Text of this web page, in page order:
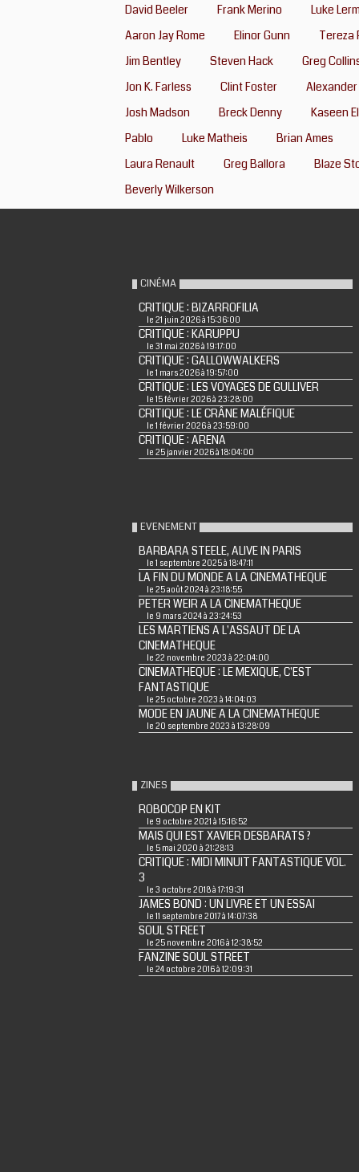
David Beeler
Frank Merino
Luke
Aaron Jay Rome
Elinor Gunn
Tereza
Jim Bentley
Steven Hack
Greg
Jon K. Farless
Clint Foster
Josh Madson
Breck Denny
Kaseen
Pablo
Luke Matheis
Brian Ames
Laura Renault
Greg Ballora
Blaze
Beverly Wilkerson
CINÉMA
CRITIQUE : BIZARROFILIA
le 21 juin 2026 à 15:36:00
CRITIQUE : KARUPPU
le 31 mai 2026 à 19:17:00
CRITIQUE : GALLOWWALKERS
le 1 mars 2026 à 19:57:00
CRITIQUE : LES VOYAGES DE GULLIVER
le 15 février 2026 à 23:28:00
CRITIQUE : LE CRÂNE MALÉFIQUE
le 1 février 2026 à 23:59:00
CRITIQUE : ARENA
le 25 janvier 2026 à 18:04:00
EVENEMENT
BARBARA STEELE, ALIVE IN PARIS
le 1 septembre 2025 à 18:47:11
LA FIN DU MONDE A LA CINEMATHEQUE
le 25 août 2024 à 23:18:55
PETER WEIR A LA CINEMATHEQUE
le 9 mars 2024 à 23:24:53
LES MARTIENS A L'ASSAUT DE LA
CINEMATHEQUE
le 22 novembre 2023 à 22:04:00
CINEMATHEQUE : LE MEXIQUE, C'EST
FANTASTIQUE
le 25 octobre 2023 à 14:04:03
MODE EN JAUNE A LA CINEMATHEQUE
le 20 septembre 2023 à 13:28:09
ZINES
ROBOCOP EN KIT
le 9 octobre 2021 à 15:16:52
MAIS QUI EST XAVIER DESBARATS ?
le 5 mai 2020 à 21:28:13
CRITIQUE : MIDI MINUIT FANTASTIQUE VOL.
3
le 3 octobre 2018 à 17:19:31
JAMES BOND : UN LIVRE ET UN ESSAI
le 11 septembre 2017 à 14:07:38
SOUL STREET
le 25 novembre 2016 à 12:38:52
FANZINE SOUL STREET
le 24 octobre 2016 à 12:09:31